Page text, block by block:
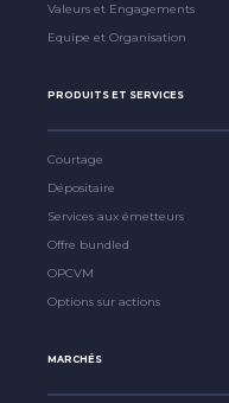
Valeurs et Engagements
Equipe et Organisation
PRODUITS ET SERVICES
Courtage
Dépositaire
Services aux émetteurs
Offre bundled
OPCVM
Options sur actions
MARCHÉS